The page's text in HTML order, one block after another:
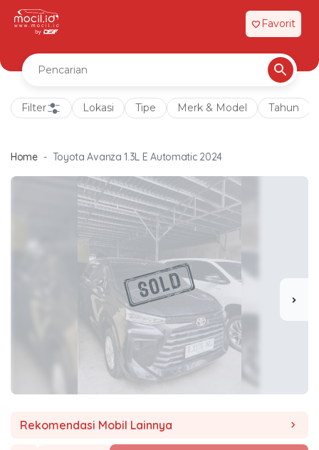
favorite Favorit
Filter Lokasi Tipe Merk & Model Tahun
Home Toyota Avanza 1.3L E Automatic 2024
chevron_right
Rekomendasi Mobil Lainnya chevron_right